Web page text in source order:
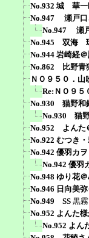
No.932 城 華一
No.947 瀬戸口
No.947 瀬
No.945 双海
No.944 岩崎経
No.862 比野青
ＮＯ９５０．山
Re:ＮＯ９５
No.930 猫野和
No.930 猫
No.952 よんた
No.922 むつき
No.942 優羽カ
No.942 優羽
No.948 ゆり花
No.946 日向美
No.949 SS 黒
No.952 よんた
No.952 よ